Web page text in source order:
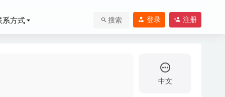
方式 搜索 登录 注册
中文